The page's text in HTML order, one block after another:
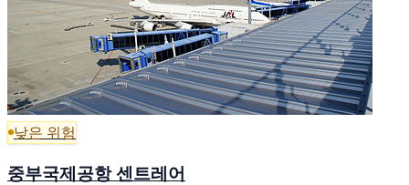
낮은 위험
중부국제공항 센트레어